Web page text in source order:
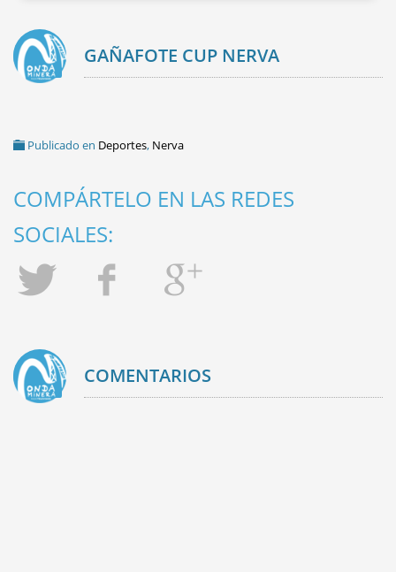
GAÑAFOTE CUP NERVA
Publicado en Deportes, Nerva
COMPÁRTELO EN LAS REDES
SOCIALES:
COMENTARIOS